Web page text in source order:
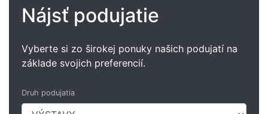
Nájsť podujatie
Vyberte si zo širokej ponuky našich podujatí na
základe svojich preferencií.
Druh podujatia